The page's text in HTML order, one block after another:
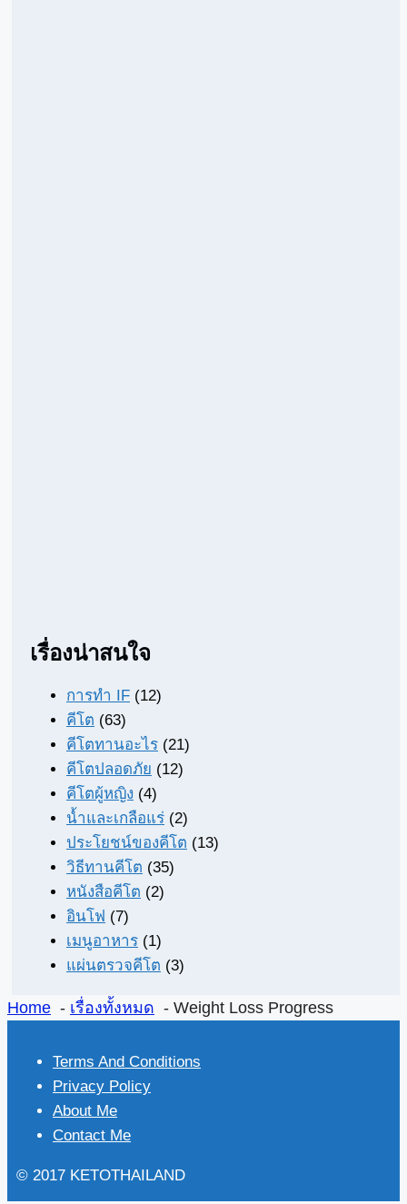
เรื่องน่าสนใจ
การทำ IF (12)
คีโต (63)
คีโตทานอะไร (21)
คีโตปลอดภัย (12)
คีโตผู้หญิง (4)
น้ำและเกลือแร่ (2)
ประโยชน์ของคีโต (13)
วิธีทานคีโต (35)
หนังสือคีโต (2)
อินโฟ (7)
เมนูอาหาร (1)
แผ่นตรวจคีโต (3)
Home เรื่องทั้งหมด Weight Loss Progress
Terms And Conditions
Privacy Policy
About Me
Contact Me
© 2017 KETOTHAILAND